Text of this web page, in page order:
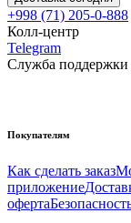
+998 (71) 205-0-888
Колл-центр
Telegram
Служба поддержки
Покупателям
Как сделать заказ
приложение
оферта